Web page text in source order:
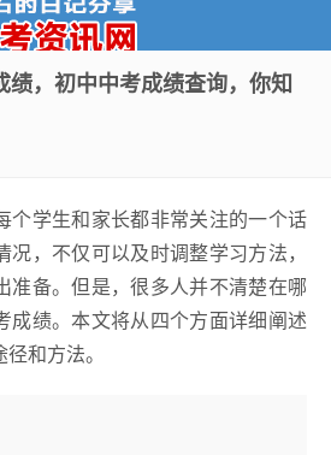
绩，初中中考成绩查询，你知
个学生和家长都非常关注的一个话
，不仅可以及时调整学习方法，
准备。但是，很多人并不清楚在哪
成绩。本文将从四个方面详细阐述
和方法。